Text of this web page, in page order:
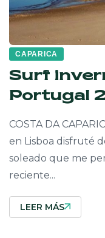
CAPARICA
Surf
Portugal
COSTA DA
en Lisboa disfruté
soleado que me
reciente...
LEER MÁS